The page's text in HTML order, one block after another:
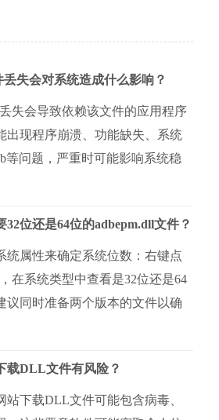
失会对系统造成什么影响？
失会导致依赖该文件的应用程序
出现程序崩溃、功能缺失、系统
等问题，严重时可能影响系统稳
32位还是64位的adbepm.dll文件？
统属性来确定系统位数：右键点
在系统类型中查看是32位还是64
议同时准备两个版本的文件以确
载DLL文件有风险？
站下载DLL文件可能包含病毒、